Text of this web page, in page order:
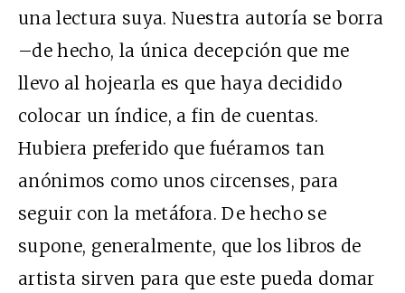
una lectura suya. Nuestra autoría se borra
–de hecho, la única decepción que me
llevo al hojearla es que haya decidido
colocar un índice, a fin de cuentas.
Hubiera preferido que fuéramos tan
anónimos como unos circenses, para
seguir con la metáfora. De hecho se
supone, generalmente, que los libros de
artista sirven para que este pueda domar